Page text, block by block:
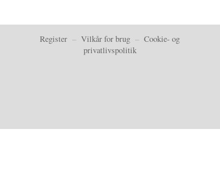
Register –Vilkår for brug –Cookie- og
privatlivspolitik